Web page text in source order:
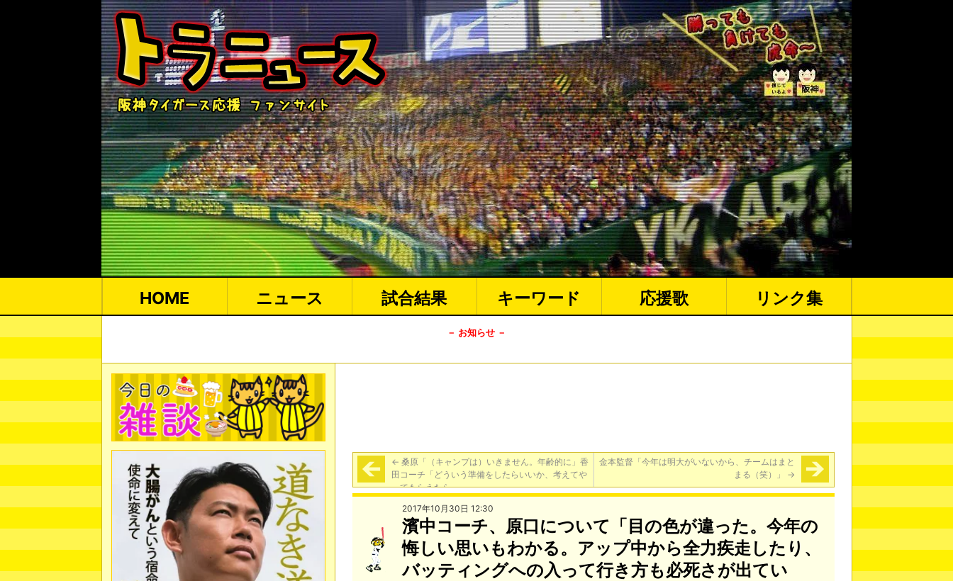
HOME ニュース 試合結果 キーワード 応援歌 リンク集
－ お知らせ －
← 桑原「（キャンプは）いきません。年齢的に」香
田コーチ「どういう準備をしたらいいか、考えてや
ってもらえたら」
金本監督「今年は明大がいないから、チームはまと
まる（笑）」 →
2017年10月30日 12:30
濱中コーチ、原口について「目の色が違った。今年の
悔しい思いもわかる。アップ中から全力疾走したり、
バッティングへの入って行き方も必死さが出てい